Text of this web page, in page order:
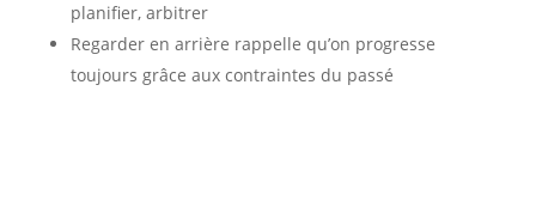
planifier, arbitrer
Regarder en arrière rappelle qu’on progresse
toujours grâce aux contraintes du passé